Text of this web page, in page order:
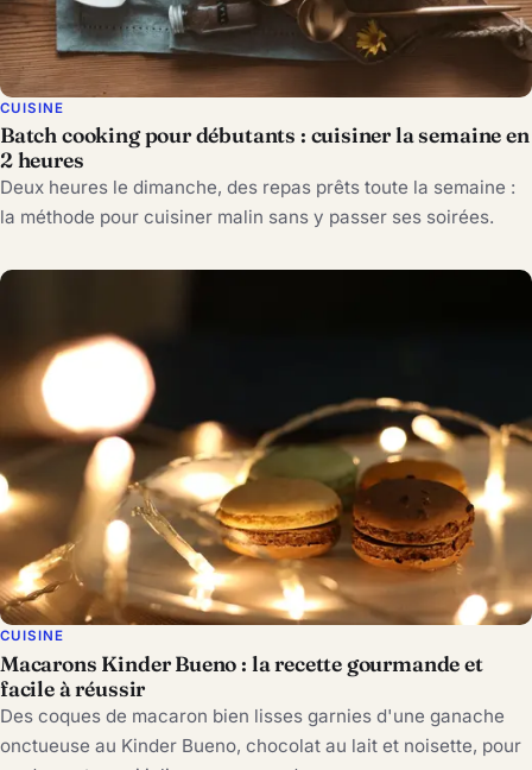
CUISINE
Batch cooking pour débutants : cuisiner la semaine en
2 heures
Deux heures le dimanche, des repas prêts toute la semaine :
la méthode pour cuisiner malin sans y passer ses soirées.
CUISINE
Macarons Kinder Bueno : la recette gourmande et
facile à réussir
Des coques de macaron bien lisses garnies d'une ganache
onctueuse au Kinder Bueno, chocolat au lait et noisette, pour